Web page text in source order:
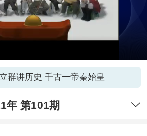
群讲历史 千古一帝秦始皇
年 第101期